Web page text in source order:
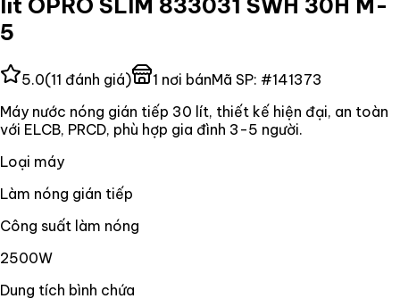
5
5.0(11 đánh giá) 1 nơi bánMã SP: #141373
Máy nước nóng gián tiếp 30 lít, thiết kế hiện đại, an toàn
với ELCB, PRCD, phù hợp gia đình 3-5 người.
Loại máy
Làm nóng gián tiếp
Công suất làm nóng
2500W
Dung tích bình chứa